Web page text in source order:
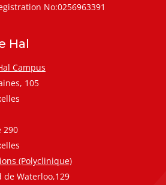
No:0256963391
Hal
Campus
105
290
(Polyclinique)
de Waterloo,129